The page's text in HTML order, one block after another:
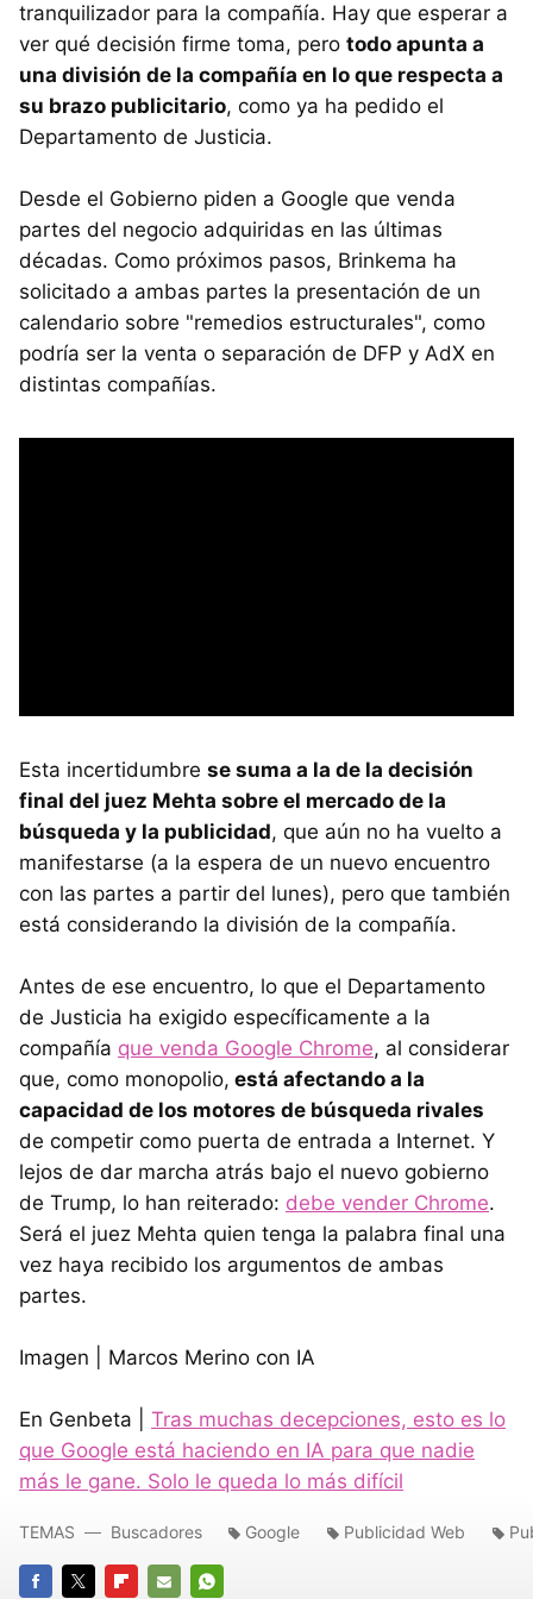
tranquilizador para la compañía. Hay que esperar a
ver qué decisión firme toma, pero todo apunta a
una división de la compañía en lo que respecta a
su brazo publicitario, como ya ha pedido el
Departamento de Justicia.
Desde el Gobierno piden a Google que venda
partes del negocio adquiridas en las últimas
décadas. Como próximos pasos, Brinkema ha
solicitado a ambas partes la presentación de un
calendario sobre "remedios estructurales", como
podría ser la venta o separación de DFP y AdX en
distintas compañías.
Esta incertidumbre se suma a la de la decisión
final del juez Mehta sobre el mercado de la
búsqueda y la publicidad, que aún no ha vuelto a
manifestarse (a la espera de un nuevo encuentro
con las partes a partir del lunes), pero que también
está considerando la división de la compañía.
Antes de ese encuentro, lo que el Departamento
de Justicia ha exigido específicamente a la
compañía que venda Google Chrome, al considerar
que, como monopolio, está afectando a la
capacidad de los motores de búsqueda rivales
de competir como puerta de entrada a Internet. Y
lejos de dar marcha atrás bajo el nuevo gobierno
de Trump, lo han reiterado: debe vender Chrome.
Será el juez Mehta quien tenga la palabra final una
vez haya recibido los argumentos de ambas
partes.
Imagen | Marcos Merino con IA
En Genbeta | Tras muchas decepciones, esto es lo
que Google está haciendo en IA para que nadie
más le gane. Solo le queda lo más difícil
TEMAS Buscadores Google Publicidad Web